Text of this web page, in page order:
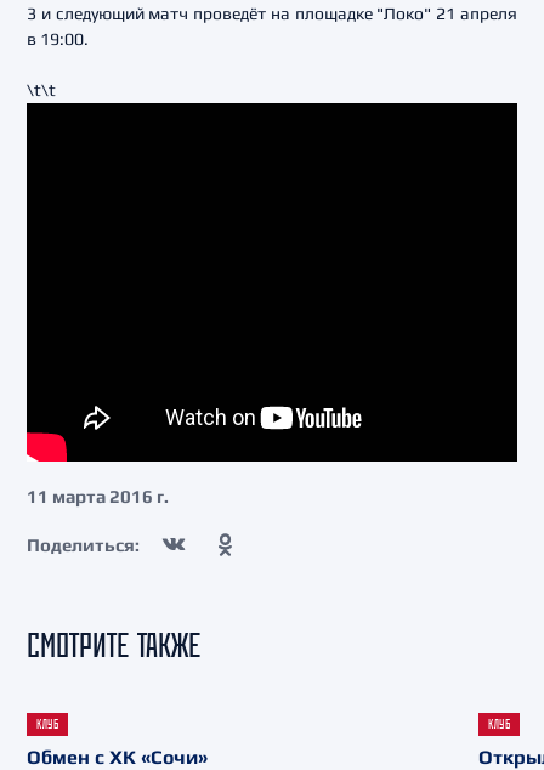
3 и следующий матч проведёт на площадке "Локо" 21 апреля
в 19:00.
\t\t
11 марта 2016 г.
Поделиться:
СМОТРИТЕ ТАКЖЕ
КЛУБ
Обмен с ХК «Сочи»
КЛУБ